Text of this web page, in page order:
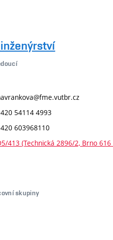
54114 4993
603968110
413 (Technická 2896/2, Brno 616
skupiny